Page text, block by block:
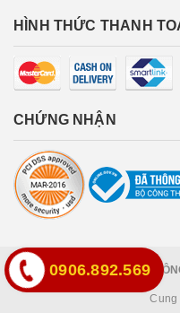
HÌNH THỨC THANH
CHỨNG NHẬN
Bản quyền thuộc về
Cung
0906.892.569